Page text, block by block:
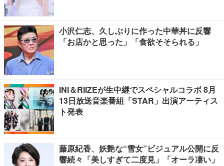
小沢仁志、久しぶりに作った中華丼に反響
「お店かと思った」「食欲そそられる」
INI＆RIIZEが生中継でスペシャルコラボ 8月
13日放送音楽番組「STAR」出演アーティス
ト発表
藤原紀香、妖艶な“雪女”ビジュアル公開に反
響続々「美しすぎて二度見」「オーラ凄い」